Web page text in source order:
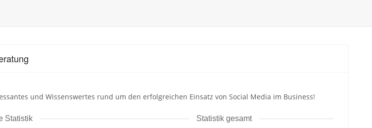
und Wissenswertes rund um den erfolgreichen Einsatz von Social Media im Business!
Statistik Statistik gesamt